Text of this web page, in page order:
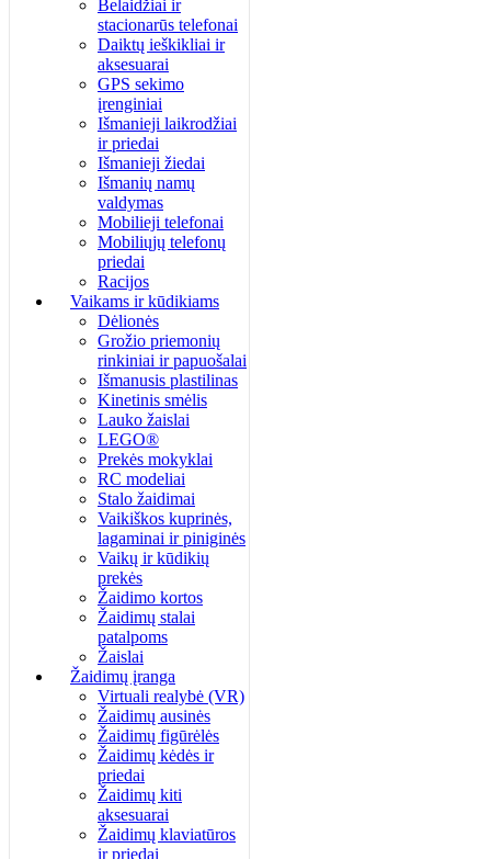
Belaidžiai ir
stacionarūs telefonai
Daiktų ieškikliai ir
aksesuarai
GPS sekimo
įrenginiai
Išmanieji laikrodžiai
ir priedai
Išmanieji žiedai
Išmanių namų
valdymas
Mobilieji telefonai
Mobiliųjų telefonų
priedai
Racijos
Vaikams ir kūdikiams
Dėlionės
Grožio priemonių
rinkiniai ir papuošalai
Išmanusis plastilinas
Kinetinis smėlis
Lauko žaislai
LEGO®
Prekės mokyklai
RC modeliai
Stalo žaidimai
Vaikiškos kuprinės,
lagaminai ir piniginės
Vaikų ir kūdikių
prekės
Žaidimo kortos
Žaidimų stalai
patalpoms
Žaislai
Žaidimų įranga
Virtuali realybė (VR)
Žaidimų ausinės
Žaidimų figūrėlės
Žaidimų kėdės ir
priedai
Žaidimų kiti
aksesuarai
Žaidimų klaviatūros
ir priedai